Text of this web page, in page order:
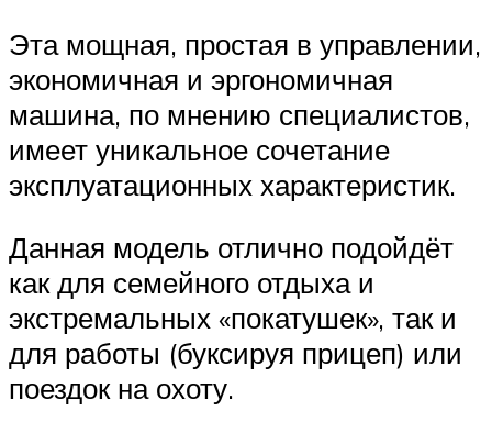
Эта мощная, простая в управлении,
экономичная и эргономичная
машина, по мнению специалистов,
имеет уникальное сочетание
эксплуатационных характеристик.
Данная модель отлично подойдёт
как для семейного отдыха и
экстремальных «покатушек», так и
для работы (буксируя прицеп) или
поездок на охоту.